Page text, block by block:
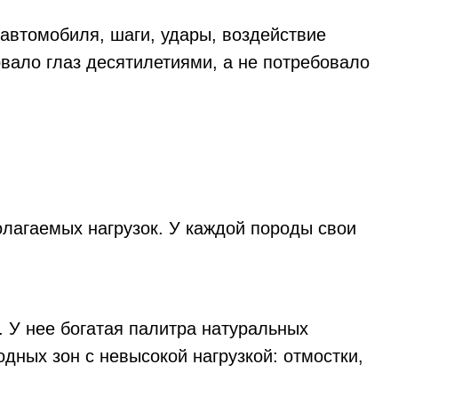
шаги, удары, воздействие
глаз десятилетиями, а не потребовало
нагрузок. У каждой породы свои
нее богатая палитра натуральных
зон с невысокой нагрузкой: отмостки,